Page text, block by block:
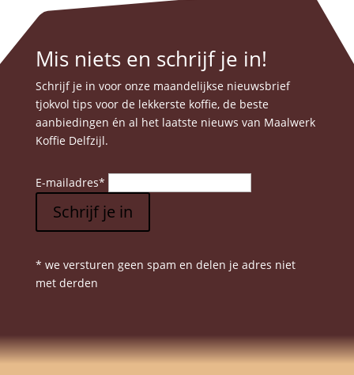
Mis niets en schrijf je in!
Schrijf je in voor onze maandelijkse nieuwsbrief
tjokvol tips voor de lekkerste koffie, de beste
aanbiedingen én al het laatste nieuws van Maalwerk
Koffie Delfzijl.
E-mailadres*
Schrijf je in
* we versturen geen spam en delen je adres niet
met derden